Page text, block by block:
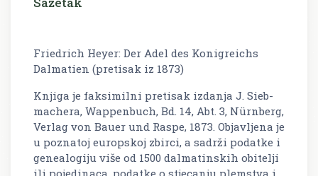
Friedrich Heyer: Der Adel des Konigreichs
Dalmatien (pretisak iz 1873)
Knji­ga je fak­si­mil­ni pre­ti­sak iz­da­nja J. Sieb­
mac­he­ra, Wap­pen­buch, Bd. 14, Abt. 3, Nür­n­berg,
Ver­lag von Bauer und Raspe, 1873. Ob­jav­lje­na je
u po­zna­toj eu­rop­skoj zbir­ci, a sa­dr­ži po­dat­ke i
ge­nea­lo­gi­ju više od 1500 dal­ma­tin­skih obi­te­lji